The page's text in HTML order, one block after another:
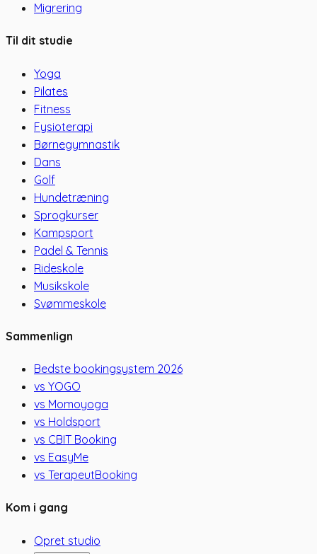
Migrering
Til dit studie
Yoga
Pilates
Fitness
Fysioterapi
Børnegymnastik
Dans
Golf
Hundetræning
Sprogkurser
Kampsport
Padel & Tennis
Rideskole
Musikskole
Svømmeskole
Sammenlign
Bedste bookingsystem 2026
vs YOGO
vs Momoyoga
vs Holdsport
vs CBIT Booking
vs EasyMe
vs TerapeutBooking
Kom i gang
Opret studio